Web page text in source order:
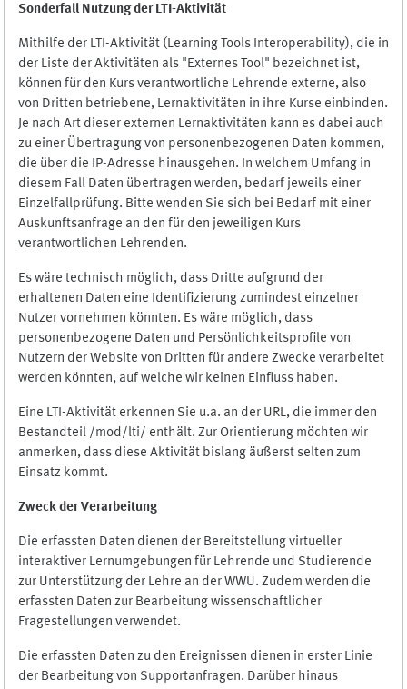
Sonderfall Nutzung der LTI-Aktivität
Mithilfe der LTI-Aktivität (Learning Tools Interoperability), die in
der Liste der Aktivitäten als "Externes Tool" bezeichnet ist,
können für den Kurs verantwortliche Lehrende externe, also
von Dritten betriebene, Lernaktivitäten in ihre Kurse einbinden.
Je nach Art dieser externen Lernaktivitäten kann es dabei auch
zu einer Übertragung von personenbezogenen Daten kommen,
die über die IP-Adresse hinausgehen. In welchem Umfang in
diesem Fall Daten übertragen werden, bedarf jeweils einer
Einzelfallprüfung. Bitte wenden Sie sich bei Bedarf mit einer
Auskunftsanfrage an den für den jeweiligen Kurs
verantwortlichen Lehrenden.
Es wäre technisch möglich, dass Dritte aufgrund der
erhaltenen Daten eine Identifizierung zumindest einzelner
Nutzer vornehmen könnten. Es wäre möglich, dass
personenbezogene Daten und Persönlichkeitsprofile von
Nutzern der Website von Dritten für andere Zwecke verarbeitet
werden könnten, auf welche wir keinen Einfluss haben.
Eine LTI-Aktivität erkennen Sie u.a. an der URL, die immer den
Bestandteil /mod/lti/ enthält. Zur Orientierung möchten wir
anmerken, dass diese Aktivität bislang äußerst selten zum
Einsatz kommt.
Zweck der Verarbeitung
Die erfassten Daten dienen der Bereitstellung virtueller
interaktiver Lernumgebungen für Lehrende und Studierende
zur Unterstützung der Lehre an der WWU. Zudem werden die
erfassten Daten zur Bearbeitung wissenschaftlicher
Fragestellungen verwendet.
Die erfassten Daten zu den Ereignissen dienen in erster Linie
der Bearbeitung von Supportanfragen. Darüber hinaus